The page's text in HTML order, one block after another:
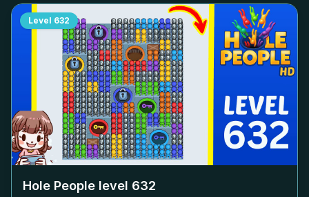
Level 632
Hole People level 632